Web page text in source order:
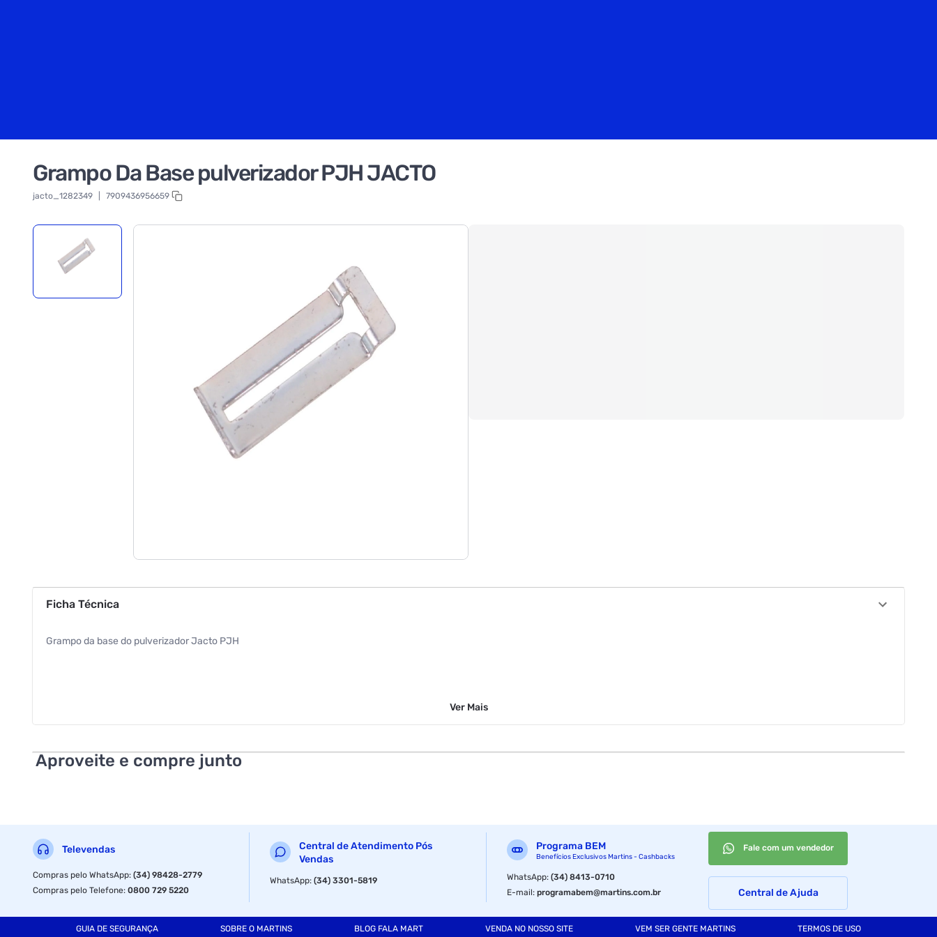
Grampo Da Base pulverizador PJH JACTO
jacto_1282349 7909436956659
Ficha Técnica
Grampo da base do pulverizador Jacto PJH
Ver Mais
Aproveite e compre junto
Televendas
Compras pelo WhatsApp:(34) 98428-2779
Compras pelo Telefone:0800 729 5220
Central de Atendimento Pós
Vendas
WhatsApp:(34) 3301-5819
Programa BEM
Benefícios Exclusivos Martins - Cashbacks
WhatsApp:(34) 8413-0710
E-mail:programabem@martins.com.br
Fale com um vendedor
Central de Ajuda
GUIA DE SEGURANÇA SOBRE O MARTINS BLOG FALA MART VENDA NO NOSSO SITE VEM SER GENTE MARTINS TERMOS DE USO